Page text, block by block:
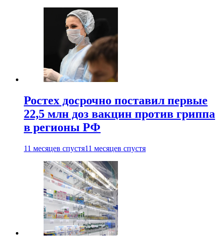
Ростех досрочно поставил первые
22,5 млн доз вакцин против гриппа
в регионы РФ
11 месяцев спустя11 месяцев спустя